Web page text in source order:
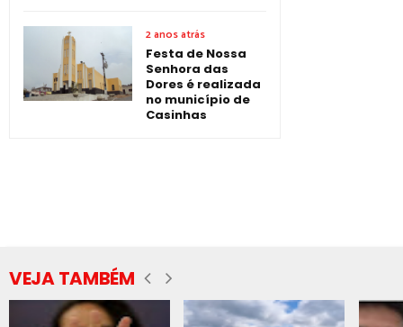
2 anos atrás
Festa de Nossa
Senhora das
Dores é realizada
no município de
Casinhas
VEJA TAMBÉM